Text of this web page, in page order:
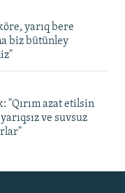
yarıq bere
biz bütünley
"Qırım azat etilsin
ve suvsuz